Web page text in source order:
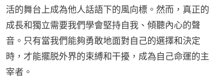
活的舞台上成為他人話語下的風向標。然而，真正的
成長和獨立需要我們學會堅持自我、傾聽內心的聲
音。只有當我們能夠勇敢地面對自己的選擇和決定
時，才能擺脱外界的束縛和干擾，成為自己命運的主
宰者。